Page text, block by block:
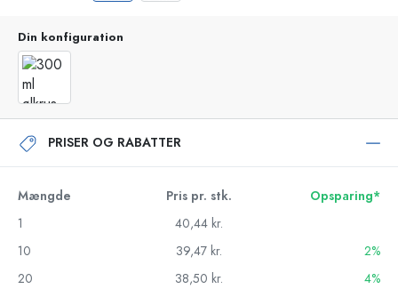
Din konfiguration
PRISER OG RABATTER
Mængde Pris pr. stk.
Opsparing*
1
40,44 kr.
10
39,47 kr.
2%
20
38,50 kr.
4%